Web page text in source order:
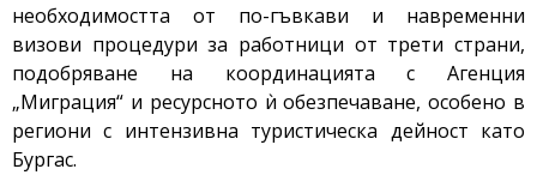
необходимостта от по-гъвкави и навременни
визови процедури за работници от трети страни,
подобряване на координацията с Агенция
„Миграция“ и ресурсното ѝ обезпечаване, особено в
региони с интензивна туристическа дейност като
Бургас.